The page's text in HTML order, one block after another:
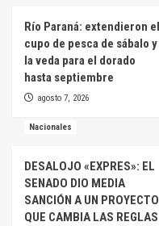
Río Paraná: extendieron el
cupo de pesca de sábalo y
la veda para el dorado
hasta septiembre
agosto 7, 2026
Nacionales
DESALOJO «EXPRES»: EL
SENADO DIO MEDIA
SANCIÓN A UN PROYECTO
QUE CAMBIA LAS REGLAS